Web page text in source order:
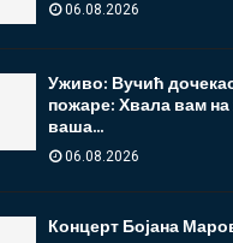
06.08.2026
Уживо: Вучић
пожаре: Хвала вам
ваша...
06.08.2026
Концерт Бојана